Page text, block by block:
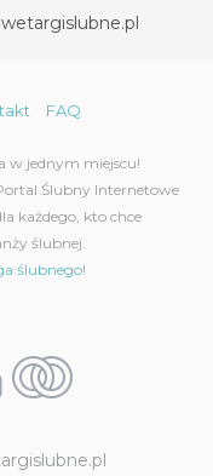
FAQ
w jednym miejscu!
Ślubny Internetowe
każdego, kto chce
ślubnej.
ślubnego!